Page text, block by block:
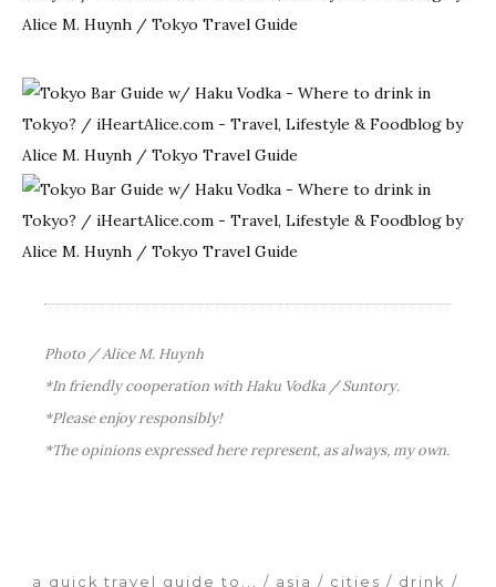
Photo / Alice M. Huynh
*In friendly cooperation with Haku Vodka / Suntory.
*Please enjoy responsibly!
*The opinions expressed here represent, as always, my own.
a quick travel guide to... asia cities drink